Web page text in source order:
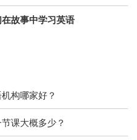
故事中学习英语
构哪家好？
课大概多少？